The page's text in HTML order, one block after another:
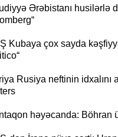
Ərəbistanı husilərlə
Kubaya çox sayda
Rusiya neftinin idxalını
həyəcanda: Böhran